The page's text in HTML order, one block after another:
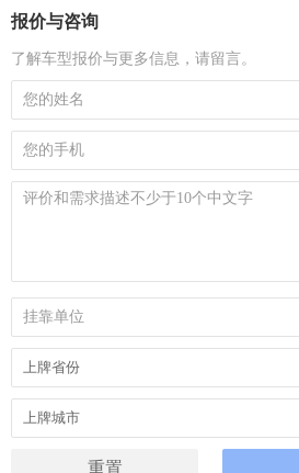
报价与咨询
了解车型报价与更多信息，请留言。